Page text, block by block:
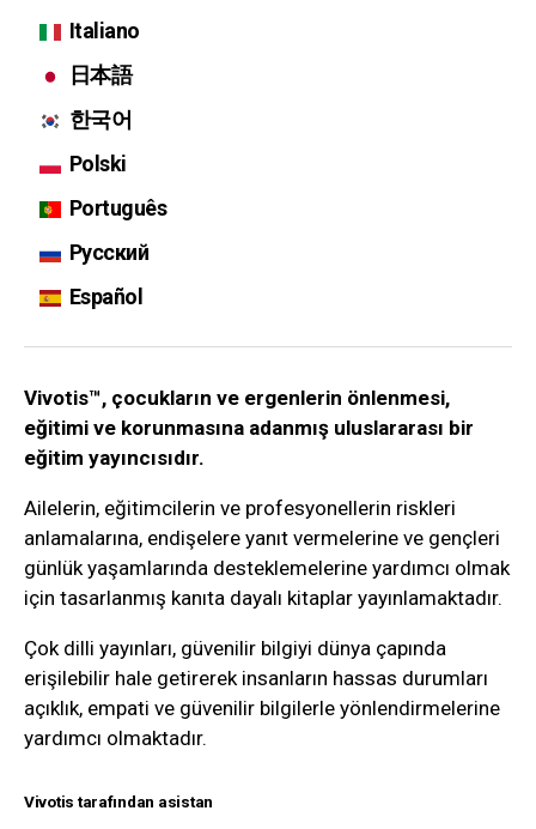
Italiano
日本語
한국어
Polski
Português
Русский
Español
Vivotis™, çocukların ve ergenlerin önlenmesi,
eğitimi ve korunmasına adanmış uluslararası bir
eğitim yayıncısıdır.
Ailelerin, eğitimcilerin ve profesyonellerin riskleri
anlamalarına, endişelere yanıt vermelerine ve gençleri
günlük yaşamlarında desteklemelerine yardımcı olmak
için tasarlanmış kanıta dayalı kitaplar yayınlamaktadır.
Çok dilli yayınları, güvenilir bilgiyi dünya çapında
erişilebilir hale getirerek insanların hassas durumları
açıklık, empati ve güvenilir bilgilerle yönlendirmelerine
yardımcı olmaktadır.
Vivotis tarafından asistan